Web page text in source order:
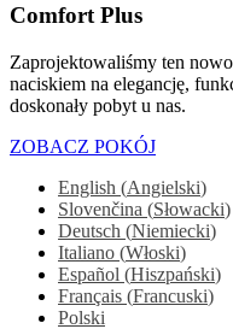
Comfort Plus
Zaprojektowaliśmy ten
naciskiem na elegancję,
doskonały pobyt u nas.
ZOBACZ POKÓJ
English (Angielski)
Slovenčina (Słowacki)
Deutsch (Niemiecki)
Italiano (Włoski)
Español (Hiszpański)
Français (Francuski)
Polski